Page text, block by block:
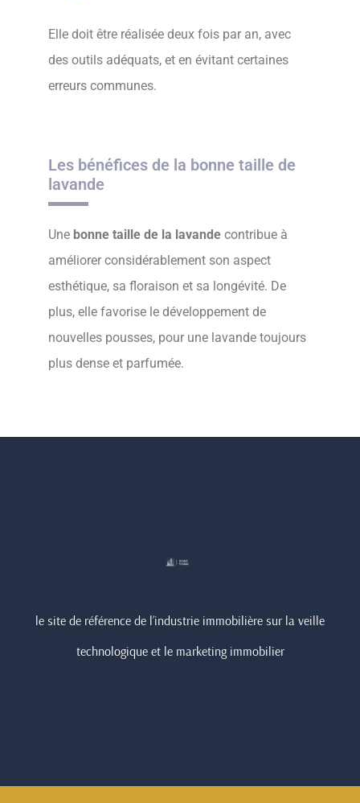
Elle doit être réalisée deux fois par an, avec
des outils adéquats, et en évitant certaines
erreurs communes.
Les bénéfices de la bonne taille de
lavande
Une bonne taille de la lavande contribue à
améliorer considérablement son aspect
esthétique, sa floraison et sa longévité. De
plus, elle favorise le développement de
nouvelles pousses, pour une lavande toujours
plus dense et parfumée.
le site de référence de l’industrie immobilière sur la veille
technologique et le marketing immobilier